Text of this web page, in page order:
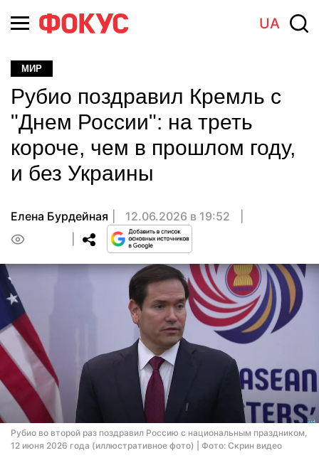
UA
МИР
Рубио поздравил Кремль с
"Днем России": на треть
короче, чем в прошлом году,
и без Украины
Елена Бурдейная
12.06.2026 в 19:52
Рубио во второй раз поздравил Россию с национальным праздником,
12 июня 2026 года (иллюстративное фото) | Фото: Скрин видео